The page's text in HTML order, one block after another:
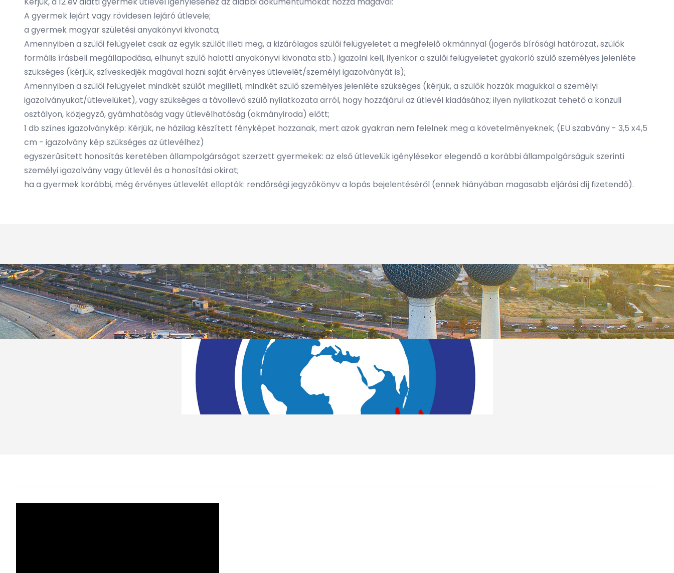
A gyermek lejárt vagy rövidesen lejáró útlevele;
a gyermek magyar születési anyakönyvi kivonata;
Amennyiben a szülői felügyelet csak az egyik szülőt illeti meg, a kizárólagos szülői felügyeletet a megfelelő okmánnyal (jogerős bírósági határozat, szülők
formális írásbeli megállapodása, elhunyt szülő halotti anyakönyvi kivonata stb.) igazolni kell, ilyenkor a szülői felügyeletet gyakorló szülő személyes jelenléte
szükséges (kérjük, szíveskedjék magával hozni saját érvényes útlevelét/személyi igazolványát is);
Amennyiben a szülői felügyelet mindkét szülőt megilleti, mindkét szülő személyes jelenléte szükséges (kérjük, a szülők hozzák magukkal a személyi
igazolványukat/útlevelüket), vagy szükséges a távollevőszülő nyilatkozata arról, hogy hozzájárul az útlevél kiadásához; ilyen nyilatkozat tehető a konzuli
osztályon, közjegyző, gyámhatóság vagy útlevélhatóság (okmányiroda) előtt;
1 db színes igazolványkép: Kérjük, ne házilag készített fényképet hozzanak, mert azok gyakran nem felelnek meg a követelményeknek; (EU szabvány - 3,5 x4,5
cm - igazolvány kép szükséges az útlevélhez)
egyszerűsített honosítás keretében állampolgárságot szerzett gyermekek: az első útlevelük igénylésekor elegendő a korábbi állampolgárságuk szerinti
személyi igazolvány vagy útlevél és a honosítási okirat;
ha a gyermek korábbi, még érvényes útlevelét ellopták: rendőrségi jegyzőkönyv a lopás bejelentéséről (ennek hiányában magasabb eljárási díj fizetendő).